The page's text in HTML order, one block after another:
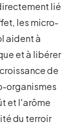
lié
les micro-
aident à
et à libérer
de
organismes
et l'arôme
du terroir